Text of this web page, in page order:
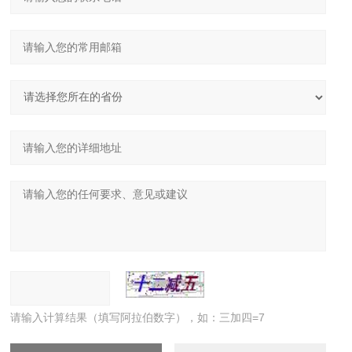
请输入计算结果（填写阿拉伯数字），如：三加四=7